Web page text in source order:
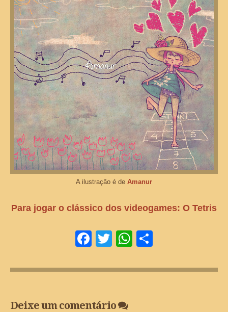
A ilustração é de Amanur
Para jogar o clássico dos videogames: O Tetris
Facebook
Twitter
WhatsApp
Deixe um comentário